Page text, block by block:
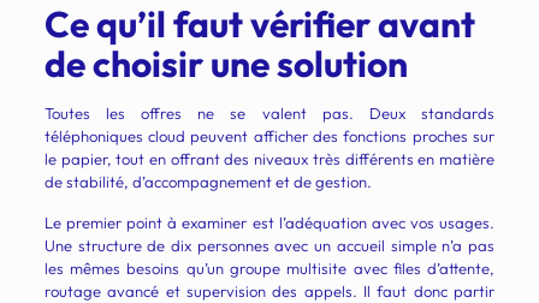
Ce qu’il faut vérifier avant
de choisir une solution
Toutes les offres ne se valent pas. Deux standards
téléphoniques cloud peuvent afficher des fonctions proches sur
le papier, tout en offrant des niveaux très différents en matière
de stabilité, d’accompagnement et de gestion.
Le premier point à examiner est l’adéquation avec vos usages.
Une structure de dix personnes avec un accueil simple n’a pas
les mêmes besoins qu’un groupe multisite avec files d’attente,
routage avancé et supervision des appels. Il faut donc partir